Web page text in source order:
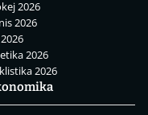
2026
2026
2026
2026